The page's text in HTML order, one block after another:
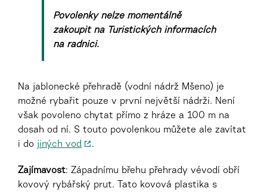
Povolenky nelze momentálně
zakoupit na Turistických informacích
na radnici.
Na jablonecké přehradě (vodní nádrž Mšeno) je
možné rybařit pouze v první největší nádrži. Není
však povoleno chytat přímo z hráze a 100 m na
dosah od ní. S touto povolenkou můžete ale zavítat
i do jiných vod .
Zajímavost: Západnímu břehu přehrady vévodí obří
kovový rybářský prut. Tato kovová plastika s